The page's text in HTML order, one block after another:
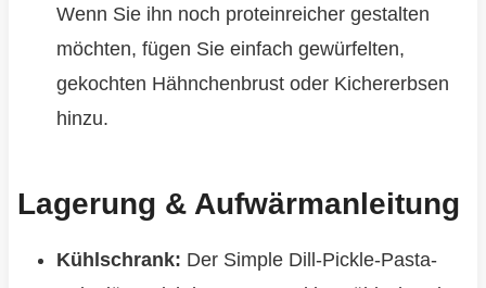
Wenn Sie ihn noch proteinreicher gestalten
möchten, fügen Sie einfach gewürfelten,
gekochten Hähnchenbrust oder Kichererbsen
hinzu.
Lagerung & Aufwärmanleitung
Kühlschrank: Der Simple Dill-Pickle-Pasta-